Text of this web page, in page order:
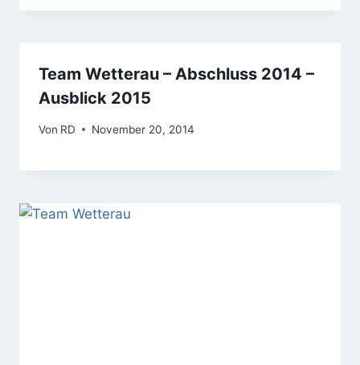
Team Wetterau – Abschluss 2014 –
Ausblick 2015
Von RD November 20, 2014